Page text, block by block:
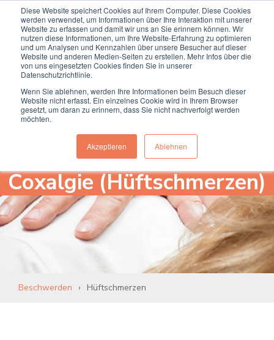
Diese Website speichert Cookies auf Ihrem Computer. Diese Cookies
werden verwendet, um Informationen über Ihre Interaktion mit unserer
Website zu erfassen und damit wir uns an Sie erinnern können. Wir
nutzen diese Informationen, um Ihre Website-Erfahrung zu optimieren
und um Analysen und Kennzahlen über unsere Besucher auf dieser
Website und anderen Medien-Seiten zu erstellen. Mehr Infos über die
von uns eingesetzten Cookies finden Sie in unserer
Datenschutzrichtlinie.
Wenn Sie ablehnen, werden Ihre Informationen beim Besuch dieser
Website nicht erfasst. Ein einzelnes Cookie wird in Ihrem Browser
gesetzt, um daran zu erinnern, dass Sie nicht nachverfolgt werden
möchten.
Akzeptieren Ablehnen
Termin online buchen Anrufen
Coxalgie (Hüftschmerzen)
Beschwerden Hüftschmerzen